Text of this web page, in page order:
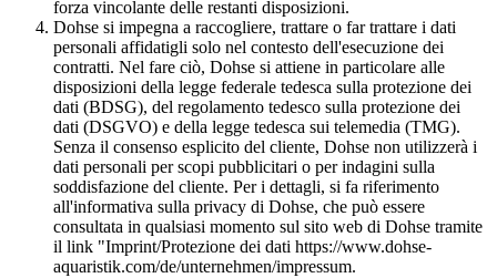
forza vincolante delle restanti disposizioni.
Dohse si impegna a raccogliere, trattare o far trattare i dati
personali affidatigli solo nel contesto dell'esecuzione dei
contratti. Nel fare ciò, Dohse si attiene in particolare alle
disposizioni della legge federale tedesca sulla protezione dei
dati (BDSG), del regolamento tedesco sulla protezione dei
dati (DSGVO) e della legge tedesca sui telemedia (TMG).
Senza il consenso esplicito del cliente, Dohse non utilizzerà i
dati personali per scopi pubblicitari o per indagini sulla
soddisfazione del cliente. Per i dettagli, si fa riferimento
all'informativa sulla privacy di Dohse, che può essere
consultata in qualsiasi momento sul sito web di Dohse tramite
il link "Imprint/Protezione dei dati https://www.dohse-
aquaristik.com/de/unternehmen/impressum.